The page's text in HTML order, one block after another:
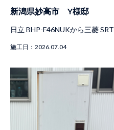
新潟県妙高市 Y様邸
日立 BHP-F46NUKから三菱
施工日： 2026.07.04